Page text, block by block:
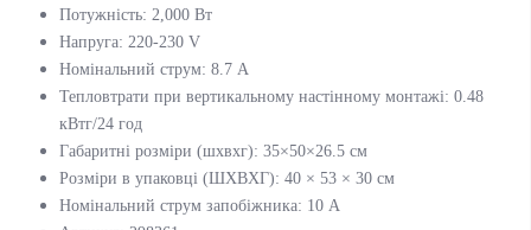
Потужність: 2,000 Вт
Напруга: 220-230 V
Номінальний струм: 8.7 А
Тепловтрати при вертикальному настінному монтажі: 0.48
кВтг/24 год
Габаритні розміри (шхвхг): 35×50×26.5 см
Розміри в упаковці (ШХВХГ): 40 × 53 × 30 см
Номінальний струм запобіжника: 10 А